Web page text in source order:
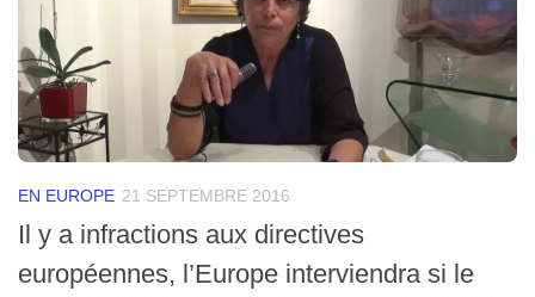
EN EUROPE 21 SEPTEMBRE 2016
Il y a infractions aux directives
européennes, l’Europe interviendra si le